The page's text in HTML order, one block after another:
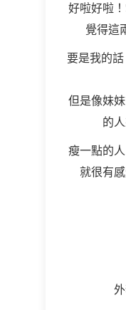
好啦好啦
覺得這
要是我的
但是像妹
的
瘦一點的
就很有